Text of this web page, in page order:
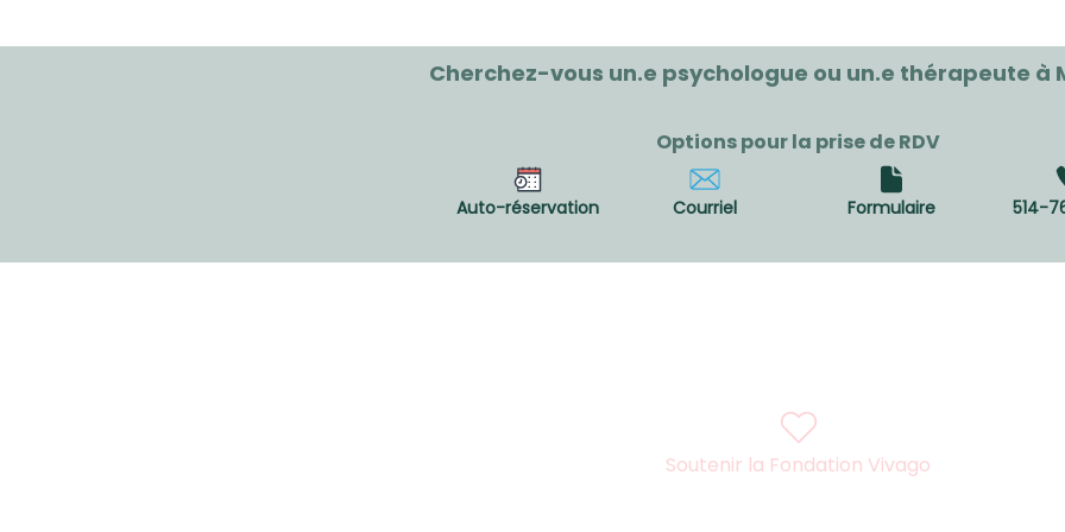
Cherchez-vous un.e psychologue ou un.e thérapeute à
Options pour la prise de RDV
Auto-réservation Courriel Formulaire 514-
Soutenir la Fondation Vivago